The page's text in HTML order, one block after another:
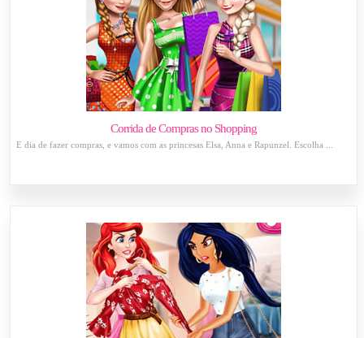
Corrida de Compras no Shopping
É dia de fazer compras, e vamos com as princesas Elsa, Anna e Rapunzel. Escolha ...